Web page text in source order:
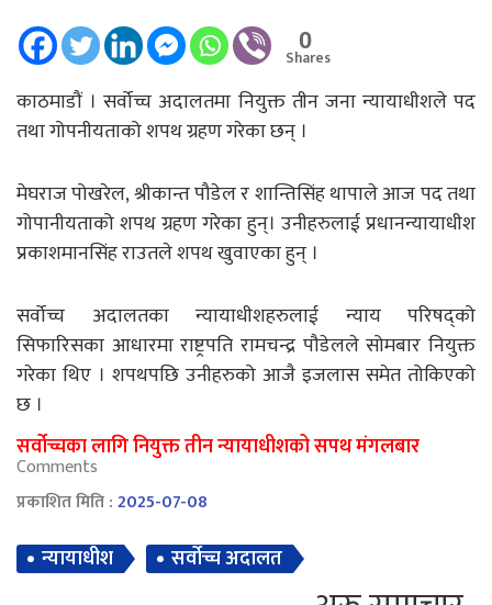
0
Shares
काठमाडौं । सर्वोच्च अदालतमा नियुक्त तीन जना न्यायाधीशले पद
तथा गोपनीयताको शपथ ग्रहण गरेका छन् ।
मेघराज पोखरेल, श्रीकान्त पौडेल र शान्तिसिंह थापाले आज पद तथा
गोपानीयताको शपथ ग्रहण गरेका हुन्। उनीहरुलाई प्रधानन्यायाधीश
प्रकाशमानसिंह राउतले शपथ खुवाएका हुन् ।
सर्वोच्च अदालतका न्यायाधीशहरुलाई न्याय परिषद्को
सिफारिसका आधारमा राष्ट्रपति रामचन्द्र पौडेलले सोमबार नियुक्त
गरेका थिए । शपथपछि उनीहरुको आजै इजलास समेत तोकिएको
छ ।
सर्वोच्चका लागि नियुक्त तीन न्यायाधीशको सपथ मंगलबार
Comments
प्रकाशित मिति :2025-07-08
न्यायाधीश सर्वोच्च अदालत